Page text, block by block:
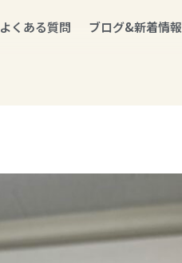
よくある質問 ブログ&新着情報